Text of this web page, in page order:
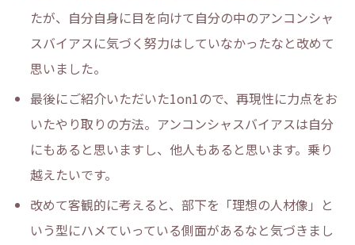
たが、自分自身に目を向けて自分の中のアンコンシャ
スバイアスに気づく努力はしていなかったなと改めて
思いました。
最後にご紹介いただいた1on1ので、再現性に力点をお
いたやり取りの方法。アンコンシャスバイアスは自分
にもあると思いますし、他人もあると思います。乗り
越えたいです。
改めて客観的に考えると、部下を「理想の人材像」と
いう型にハメていっている側面があるなと気づきまし